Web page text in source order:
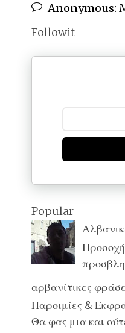
Anonymous:
Followit
Popular
αρβανίτικες
Παροιμίες &
Θα φας μια και